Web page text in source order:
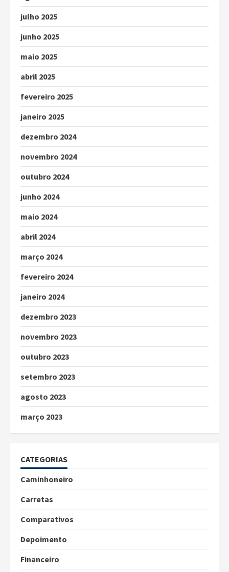
julho 2025
junho 2025
maio 2025
abril 2025
fevereiro 2025
janeiro 2025
dezembro 2024
novembro 2024
outubro 2024
junho 2024
maio 2024
abril 2024
março 2024
fevereiro 2024
janeiro 2024
dezembro 2023
novembro 2023
outubro 2023
setembro 2023
agosto 2023
março 2023
CATEGORIAS
Caminhoneiro
Carretas
Comparativos
Depoimento
Financeiro